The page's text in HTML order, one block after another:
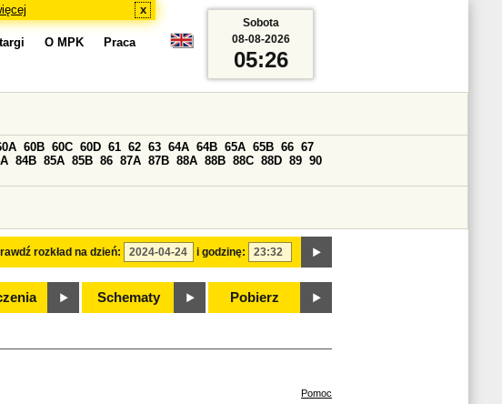
x
O MPK Praca
rozkład na dzień: i godzinę:
60B 60C 60D 61 62 63 64A 64B 65A 65B 66 67
84B 85A 85B 86 87A 87B 88A 88B 88C 88D 89 90
Schematy Pobierz
Sobota
08-08-2026
05:26
Pomoc